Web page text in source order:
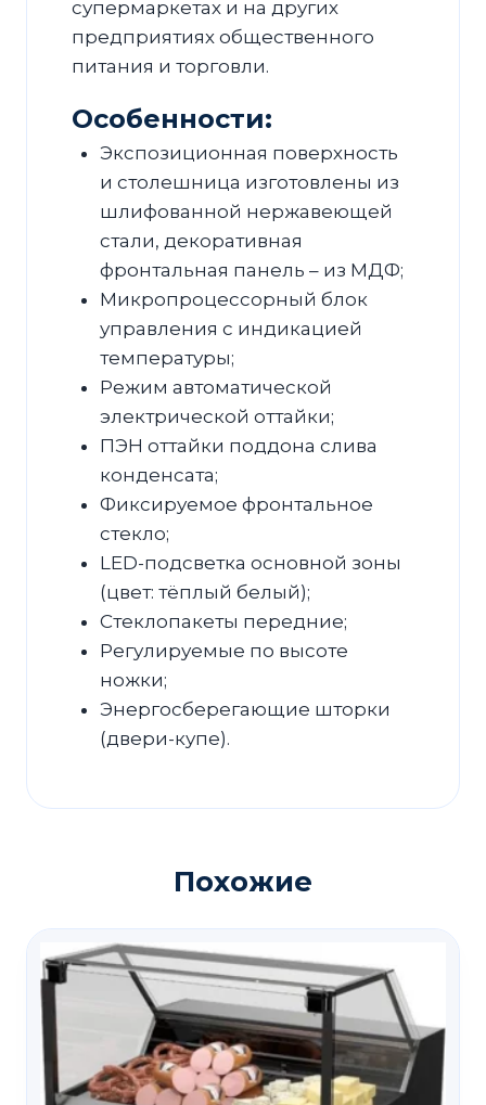
супермаркетах и на других
предприятиях общественного
питания и торговли.
Особенности:
Экспозиционная поверхность
и столешница изготовлены из
шлифованной нержавеющей
стали, декоративная
фронтальная панель – из МДФ;
Микропроцессорный блок
управления с индикацией
температуры;
Режим автоматической
электрической оттайки;
ПЭН оттайки поддона слива
конденсата;
Фиксируемое фронтальное
стекло;
LED-подсветка основной зоны
(цвет: тёплый белый);
Стеклопакеты передние;
Регулируемые по высоте
ножки;
Энергосберегающие шторки
(двери-купе).
Похожие